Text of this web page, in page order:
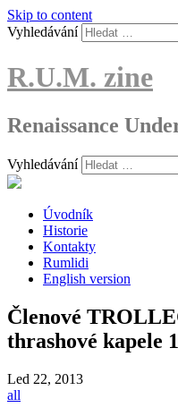
Skip to content
Vyhledávání
R.U.M. zine
Renaissance
Vyhledávání
Úvodník
Historie
Kontakty
Rumlidi
English version
Členové
thrashové kapele
Led 22, 2013
all